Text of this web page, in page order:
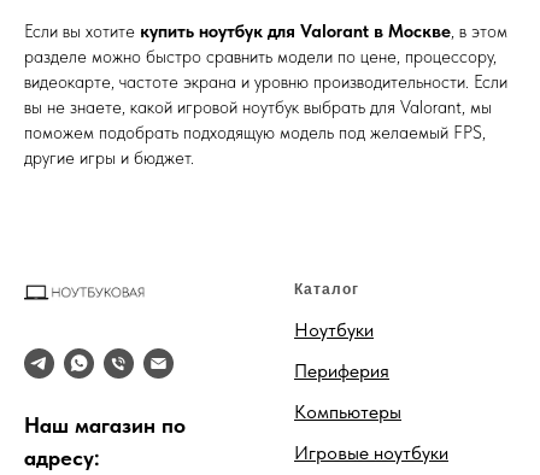
Если вы хотите купить ноутбук для Valorant в Москве, в этом
разделе можно быстро сравнить модели по цене, процессору,
видеокарте, частоте экрана и уровню производительности. Если
вы не знаете, какой игровой ноутбук выбрать для Valorant, мы
поможем подобрать подходящую модель под желаемый FPS,
другие игры и бюджет.
Наш магазин по
адресу:
Каталог
Ноутбуки
Периферия
Компьютеры
Игровые ноутбуки